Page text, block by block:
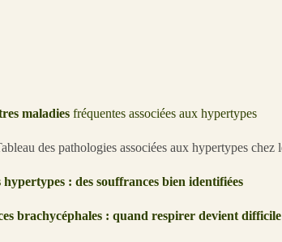
maladies fréquentes associées aux hypertypes
hypertypes : des souffrances bien identifiées
brachycéphales : quand respirer devient difficile